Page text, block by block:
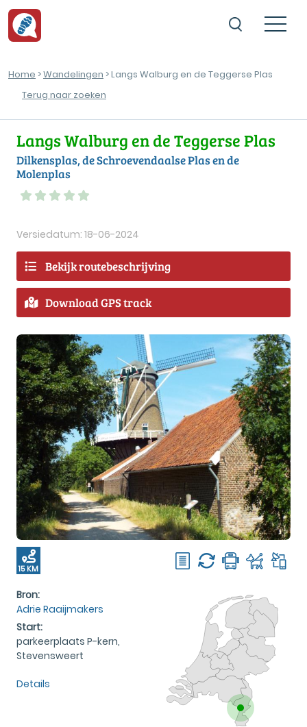
Home >Wandelingen > Langs Walburg en de Teggerse Plas
Terug naar zoeken
Langs Walburg en de Teggerse Plas
Dilkensplas, de Schroevendaalse Plas en de
Molenplas
Versiedatum: 18-06-2024
Bekijk routebeschrijving
Download GPS track
15 KM
Bron:
Adrie Raaijmakers
Start:
parkeerplaats P-kern,
Stevensweert
Details